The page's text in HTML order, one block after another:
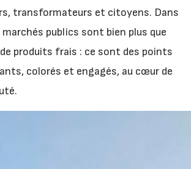
transformateurs et citoyens. Dans
publics sont bien plus que
produits frais : ce sont des points
colorés et engagés, au cœur de